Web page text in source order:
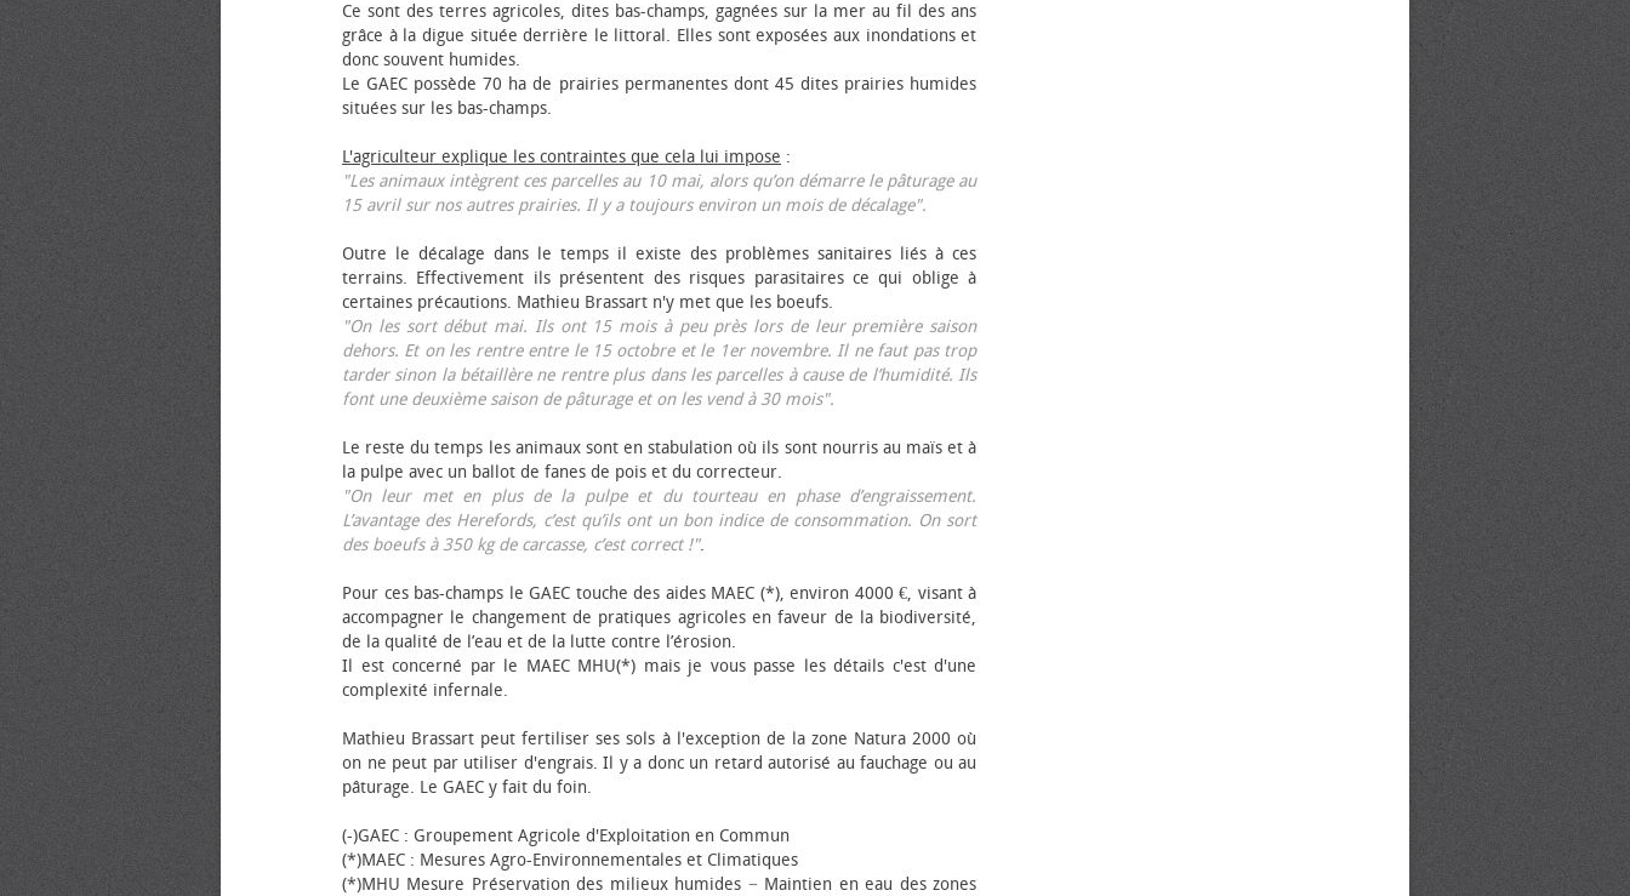
Ce sont des terres agricoles, dites bas-champs, gagnées sur la mer au fil des ans
grâce à la digue située derrière le littoral. Elles sont exposées aux inondations et
donc souvent humides.
Le GAEC possède 70 ha de prairies permanentes dont 45 dites prairies humides
situées sur les bas-champs.
L'agriculteur explique les contraintes que cela lui impose :
"Les animaux intègrent ces parcelles au 10 mai, alors qu’on démarre le pâturage au
15 avril sur nos autres prairies. Il y a toujours environ un mois de décalage".
Outre le décalage dans le temps il existe des problèmes sanitaires liés à ces
terrains. Effectivement ils présentent des risques parasitaires ce qui oblige à
certaines précautions. Mathieu Brassart n'y met que les bœufs.
"On les sort début mai. Ils ont 15 mois à peu près lors de leur première saison
dehors. Et on les rentre entre le 15 octobre et le 1er novembre. Il ne faut pas trop
tarder sinon la bétaillère ne rentre plus dans les parcelles à cause de l’humidité. Ils
font une deuxième saison de pâturage et on les vend à 30 mois".
Le reste du temps les animaux sont en stabulation où ils sont nourris au maïs et à
la pulpe avec un ballot de fanes de pois et du correcteur.
"On leur met en plus de la pulpe et du tourteau en phase d’engraissement.
L’avantage des Herefords, c’est qu’ils ont un bon indice de consommation. On sort
des bœufs à 350 kg de carcasse, c’est correct !".
Pour ces bas-champs le GAEC touche des aides MAEC (*), environ 4000 €, visant à
accompagner le changement de pratiques agricoles en faveur de la biodiversité,
de la qualité de l’eau et de la lutte contre l’érosion.
Il est concerné par le MAEC MHU(*) mais je vous passe les détails c'est d'une
complexité infernale.
Mathieu Brassart peut fertiliser ses sols à l'exception de la zone Natura 2000 où
on ne peut par utiliser d'engrais. Il y a donc un retard autorisé au fauchage ou au
pâturage. Le GAEC y fait du foin.
(-)GAEC : Groupement Agricole d'Exploitation en Commun
(*)MAEC : Mesures Agro-Environnementales et Climatiques
(*)MHU Mesure Préservation des milieux humides − Maintien en eau des zones